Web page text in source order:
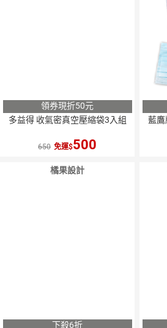
領券現折50元
多益得 收氣密真空壓縮袋3入組
650 免運 500
藍鷹
橘果設計
下殺6折